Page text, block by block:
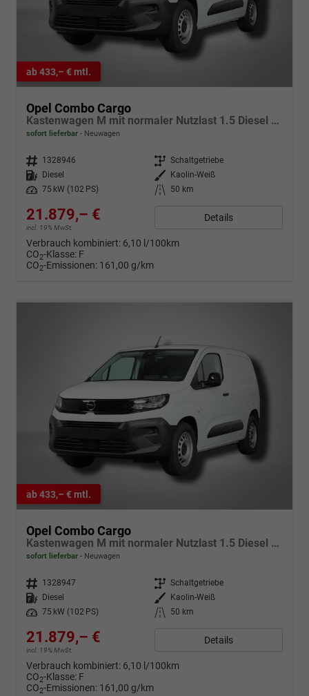
ab 433,– € mtl.
Opel Combo Cargo
Kastenwagen M mit normaler Nutzlast 1.5 Diesel 6-Gang
sofort lieferbar Neuwagen
Fahrzeugnr. 1328946 Getriebe Schaltgetriebe
Kraftstoff
Diesel Außenfarbe
Kaolin-Weiß
Leistung
75 kW (102 PS) Kilometerstand 50 km
21.879,– €
incl. 19% MwSt.
Details
Verbrauch kombiniert: 6,10 l/100km
CO2-Klasse: F
CO2-Emissionen: 161,00 g/km
ab 433,– € mtl.
Opel Combo Cargo
Kastenwagen M mit normaler Nutzlast 1.5 Diesel 6-Gang
sofort lieferbar Neuwagen
Fahrzeugnr. 1328947 Getriebe Schaltgetriebe
Kraftstoff
Diesel Außenfarbe
Kaolin-Weiß
Leistung
75 kW (102 PS) Kilometerstand 50 km
21.879,– €
incl. 19% MwSt.
Details
Verbrauch kombiniert: 6,10 l/100km
CO2-Klasse: F
CO2-Emissionen: 161,00 g/km